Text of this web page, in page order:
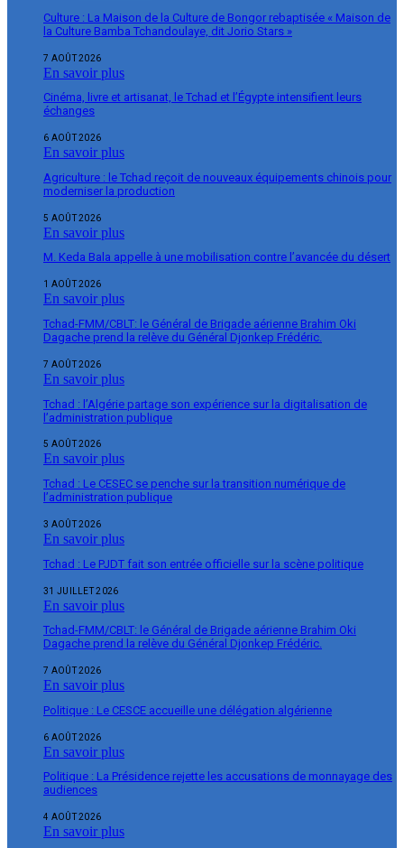
Culture : La Maison de la Culture de Bongor rebaptisée « Maison de
la Culture Bamba Tchandoulaye, dit Jorio Stars »
7 AOÛT 2026
En savoir plus
Cinéma, livre et artisanat, le Tchad et l’Égypte intensifient leurs
échanges
6 AOÛT 2026
En savoir plus
Agriculture : le Tchad reçoit de nouveaux équipements chinois pour
moderniser la production
5 AOÛT 2026
En savoir plus
M. Keda Bala appelle à une mobilisation contre l’avancée du désert
1 AOÛT 2026
En savoir plus
Tchad-FMM/CBLT: le Général de Brigade aérienne Brahim Oki
Dagache prend la relève du Général Djonkep Frédéric.
7 AOÛT 2026
En savoir plus
Tchad : l’Algérie partage son expérience sur la digitalisation de
l’administration publique
5 AOÛT 2026
En savoir plus
Tchad : Le CESEC se penche sur la transition numérique de
l’administration publique
3 AOÛT 2026
En savoir plus
Tchad : Le PJDT fait son entrée officielle sur la scène politique
31 JUILLET 2026
En savoir plus
Tchad-FMM/CBLT: le Général de Brigade aérienne Brahim Oki
Dagache prend la relève du Général Djonkep Frédéric.
7 AOÛT 2026
En savoir plus
Politique : Le CESCE accueille une délégation algérienne
6 AOÛT 2026
En savoir plus
Politique : La Présidence rejette les accusations de monnayage des
audiences
4 AOÛT 2026
En savoir plus